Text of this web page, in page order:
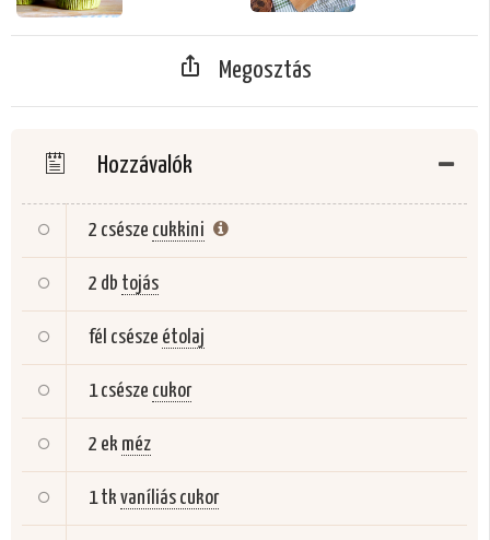
Megosztás
Hozzávalók
2 csésze cukkini
2 db tojás
fél csésze étolaj
1 csésze cukor
2 ek méz
1 tk vaníliás cukor